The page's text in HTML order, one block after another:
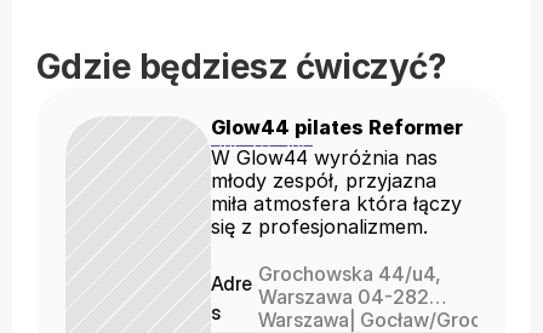
Gdzie będziesz ćwiczyć?
Glow44 pilates Reformer
W Glow44 wyróżnia nas
młody zespół, przyjazna
miła atmosfera która łączy
się z profesjonalizmem.
Adre
s
Grochowska 44/u4,
Warszawa 04-282
wejście od ulicy,
Warszawa Gocław/Grochów